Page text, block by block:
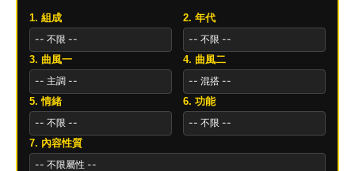
1. 組成 2. 年代
3. 曲風一 4. 曲風二
5. 情緒 6. 功能
7. 內容性質